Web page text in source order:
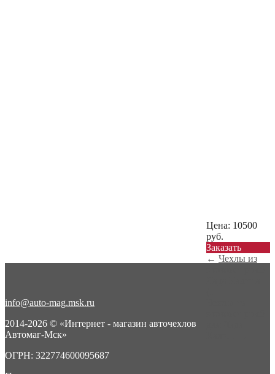
Цена: 10500
руб.
Заказать
← Чехлы из
info@auto-mag.msk.ru
2014-2026 © «Интернет - магазин авточехлов
Автомаг-Мск»
ОГРН: 322774600095687